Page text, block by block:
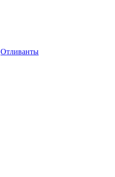
Отливанты